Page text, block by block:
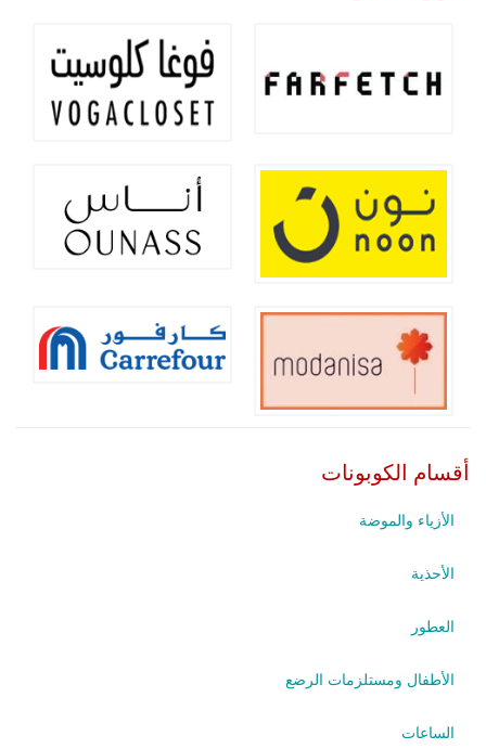
أقسام الكوبونات
الأزياء والموضة
الأحذية
العطور
الأطفال ومستلزمات الرضع
الساعات